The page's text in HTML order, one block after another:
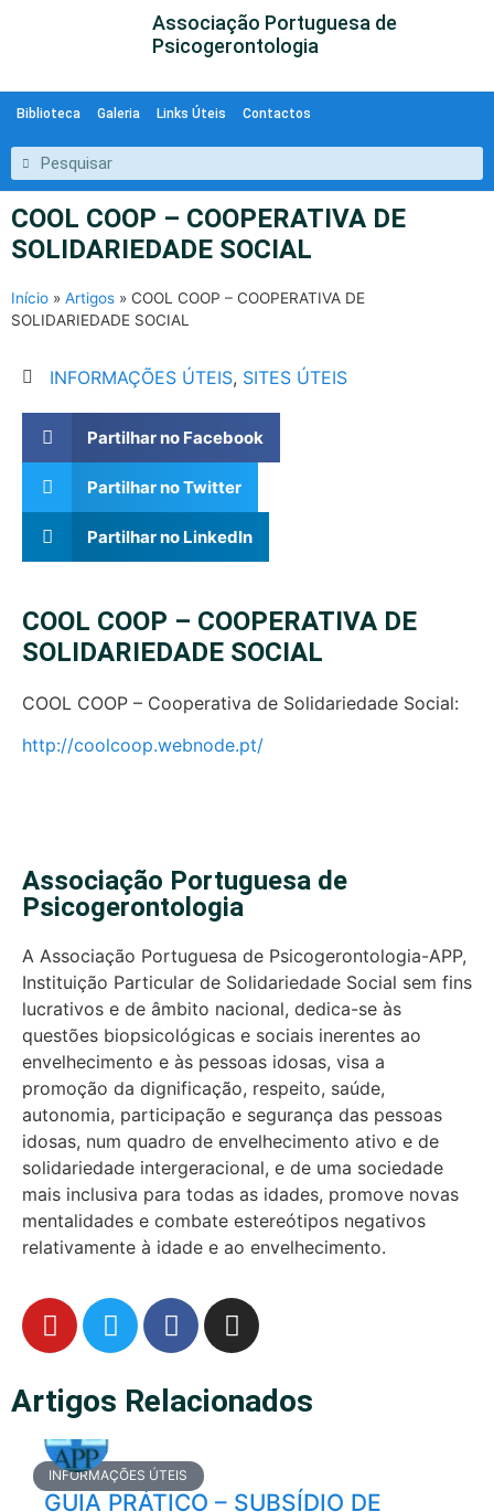
Associação Portuguesa de
Psicogerontologia
Biblioteca Galeria Links Úteis Contactos
COOL COOP – COOPERATIVA DE
SOLIDARIEDADE SOCIAL
Início » Artigos » COOL COOP – COOPERATIVA DE
SOLIDARIEDADE SOCIAL
INFORMAÇÕES ÚTEIS, SITES ÚTEIS
Partilhar no Facebook
Partilhar no Twitter
Partilhar no LinkedIn
COOL COOP – COOPERATIVA DE
SOLIDARIEDADE SOCIAL
COOL COOP – Cooperativa de Solidariedade Social:
http://coolcoop.webnode.pt/
Associação Portuguesa de
Psicogerontologia
A Associação Portuguesa de Psicogerontologia-APP,
Instituição Particular de Solidariedade Social sem fins
lucrativos e de âmbito nacional, dedica-se às
questões biopsicológicas e sociais inerentes ao
envelhecimento e às pessoas idosas, visa a
promoção da dignificação, respeito, saúde,
autonomia, participação e segurança das pessoas
idosas, num quadro de envelhecimento ativo e de
solidariedade intergeracional, e de uma sociedade
mais inclusiva para todas as idades, promove novas
mentalidades e combate estereótipos negativos
relativamente à idade e ao envelhecimento.
Artigos Relacionados
INFORMAÇÕES ÚTEIS
GUIA PRÁTICO – SUBSÍDIO DE